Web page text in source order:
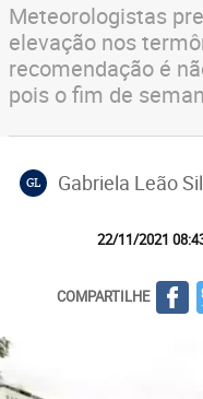
Meteorologistas
elevação nos
recomendação é
pois o fim de
GL Gabriela Leão
22/11/2021
COMPARTILHE